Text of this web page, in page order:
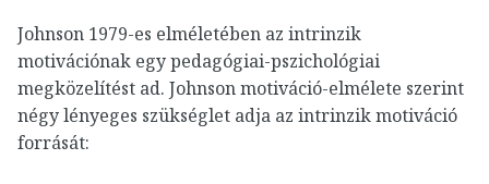
Johnson 1979-es elméletében az intrinzik
motivációnak egy pedagógiai-pszichológiai
megközelítést ad. Johnson motiváció-elmélete szerint
négy lényeges szükséglet adja az intrinzik motiváció
forrását: